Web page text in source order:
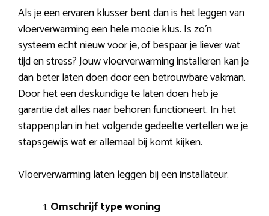
Als je een ervaren klusser bent dan is het leggen van
vloerverwarming een hele mooie klus. Is zo’n
systeem echt nieuw voor je, of bespaar je liever wat
tijd en stress? Jouw vloerverwarming installeren kan je
dan beter laten doen door een betrouwbare vakman.
Door het een deskundige te laten doen heb je
garantie dat alles naar behoren functioneert. In het
stappenplan in het volgende gedeelte vertellen we je
stapsgewijs wat er allemaal bij komt kijken.
Vloerverwarming laten leggen bij een installateur.
Omschrijf type woning